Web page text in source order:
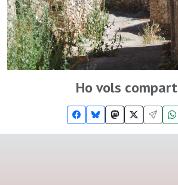
Ho vols